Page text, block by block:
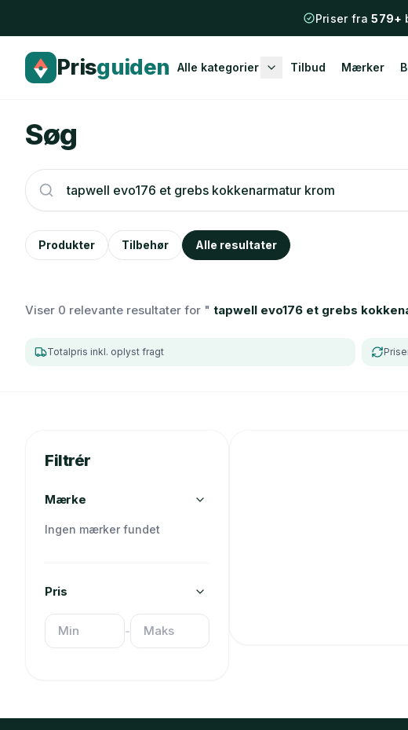
Priser fra579+
Prisguiden Alle kategorier Tilbud Mærker
Søg
Produkter Tilbehør Alle resultater
Viser 0 relevante resultater for " tapwell evo176 et grebs
Totalpris inkl. oplyst fragt
Filtrér
Mærke
Ingen mærker fundet
Pris
-